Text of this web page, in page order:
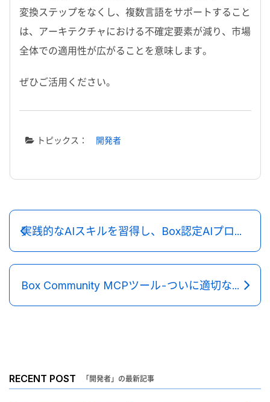
変換ステップをなくし、複数言語をサポートすること
は、アーキテクチャにおける不確定要素が減り、市場
全体での適用性が広がることを意味します。
ぜひご活用ください。
トピックス： 開発者
実践的なAIスキルを習得し、Box認定AIプロフェッショナルとして実力を証明しましょう
Box Community MCPツール - ついに適切なフォルダ管理が実現
RECENT POST 「開発者」の最新記事